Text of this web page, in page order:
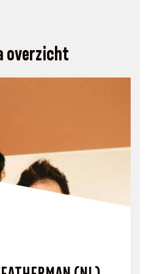
overzicht